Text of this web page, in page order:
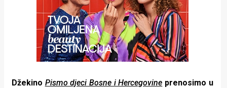
Džekino Pismo djeci Bosne i Hercegovine prenosimo u